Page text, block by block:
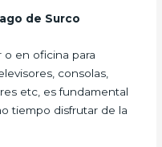
de Surco
o en oficina para
consolas,
etc, es fundamental
tiempo disfrutar de la